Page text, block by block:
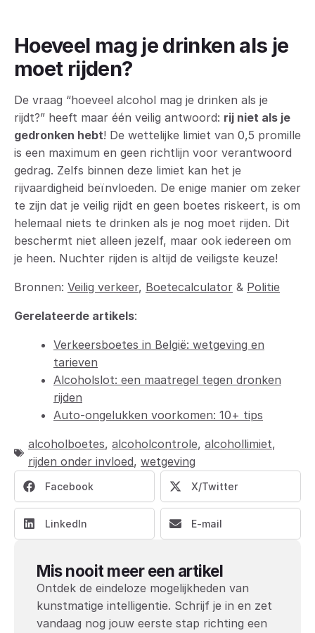
Hoeveel mag je drinken als je
moet rijden?
De vraag “hoeveel alcohol mag je drinken als je
rijdt?” heeft maar één veilig antwoord: rij niet als je
gedronken hebt! De wettelijke limiet van 0,5 promille
is een maximum en geen richtlijn voor verantwoord
gedrag. Zelfs binnen deze limiet kan het je
rijvaardigheid beïnvloeden. De enige manier om zeker
te zijn dat je veilig rijdt en geen boetes riskeert, is om
helemaal niets te drinken als je nog moet rijden. Dit
beschermt niet alleen jezelf, maar ook iedereen om
je heen. Nuchter rijden is altijd de veiligste keuze!
Bronnen: Veilig verkeer, Boetecalculator & Politie
Gerelateerde artikels:
Verkeersboetes in België: wetgeving en
tarieven
Alcoholslot: een maatregel tegen dronken
rijden
Auto-ongelukken voorkomen: 10+ tips
alcoholboetes, alcoholcontrole, alcohollimiet,
rijden onder invloed, wetgeving
Facebook X/Twitter
LinkedIn E-mail
Mis nooit meer een artikel
Ontdek de eindeloze mogelijkheden van
kunstmatige intelligentie. Schrijf je in en zet
vandaag nog jouw eerste stap richting een